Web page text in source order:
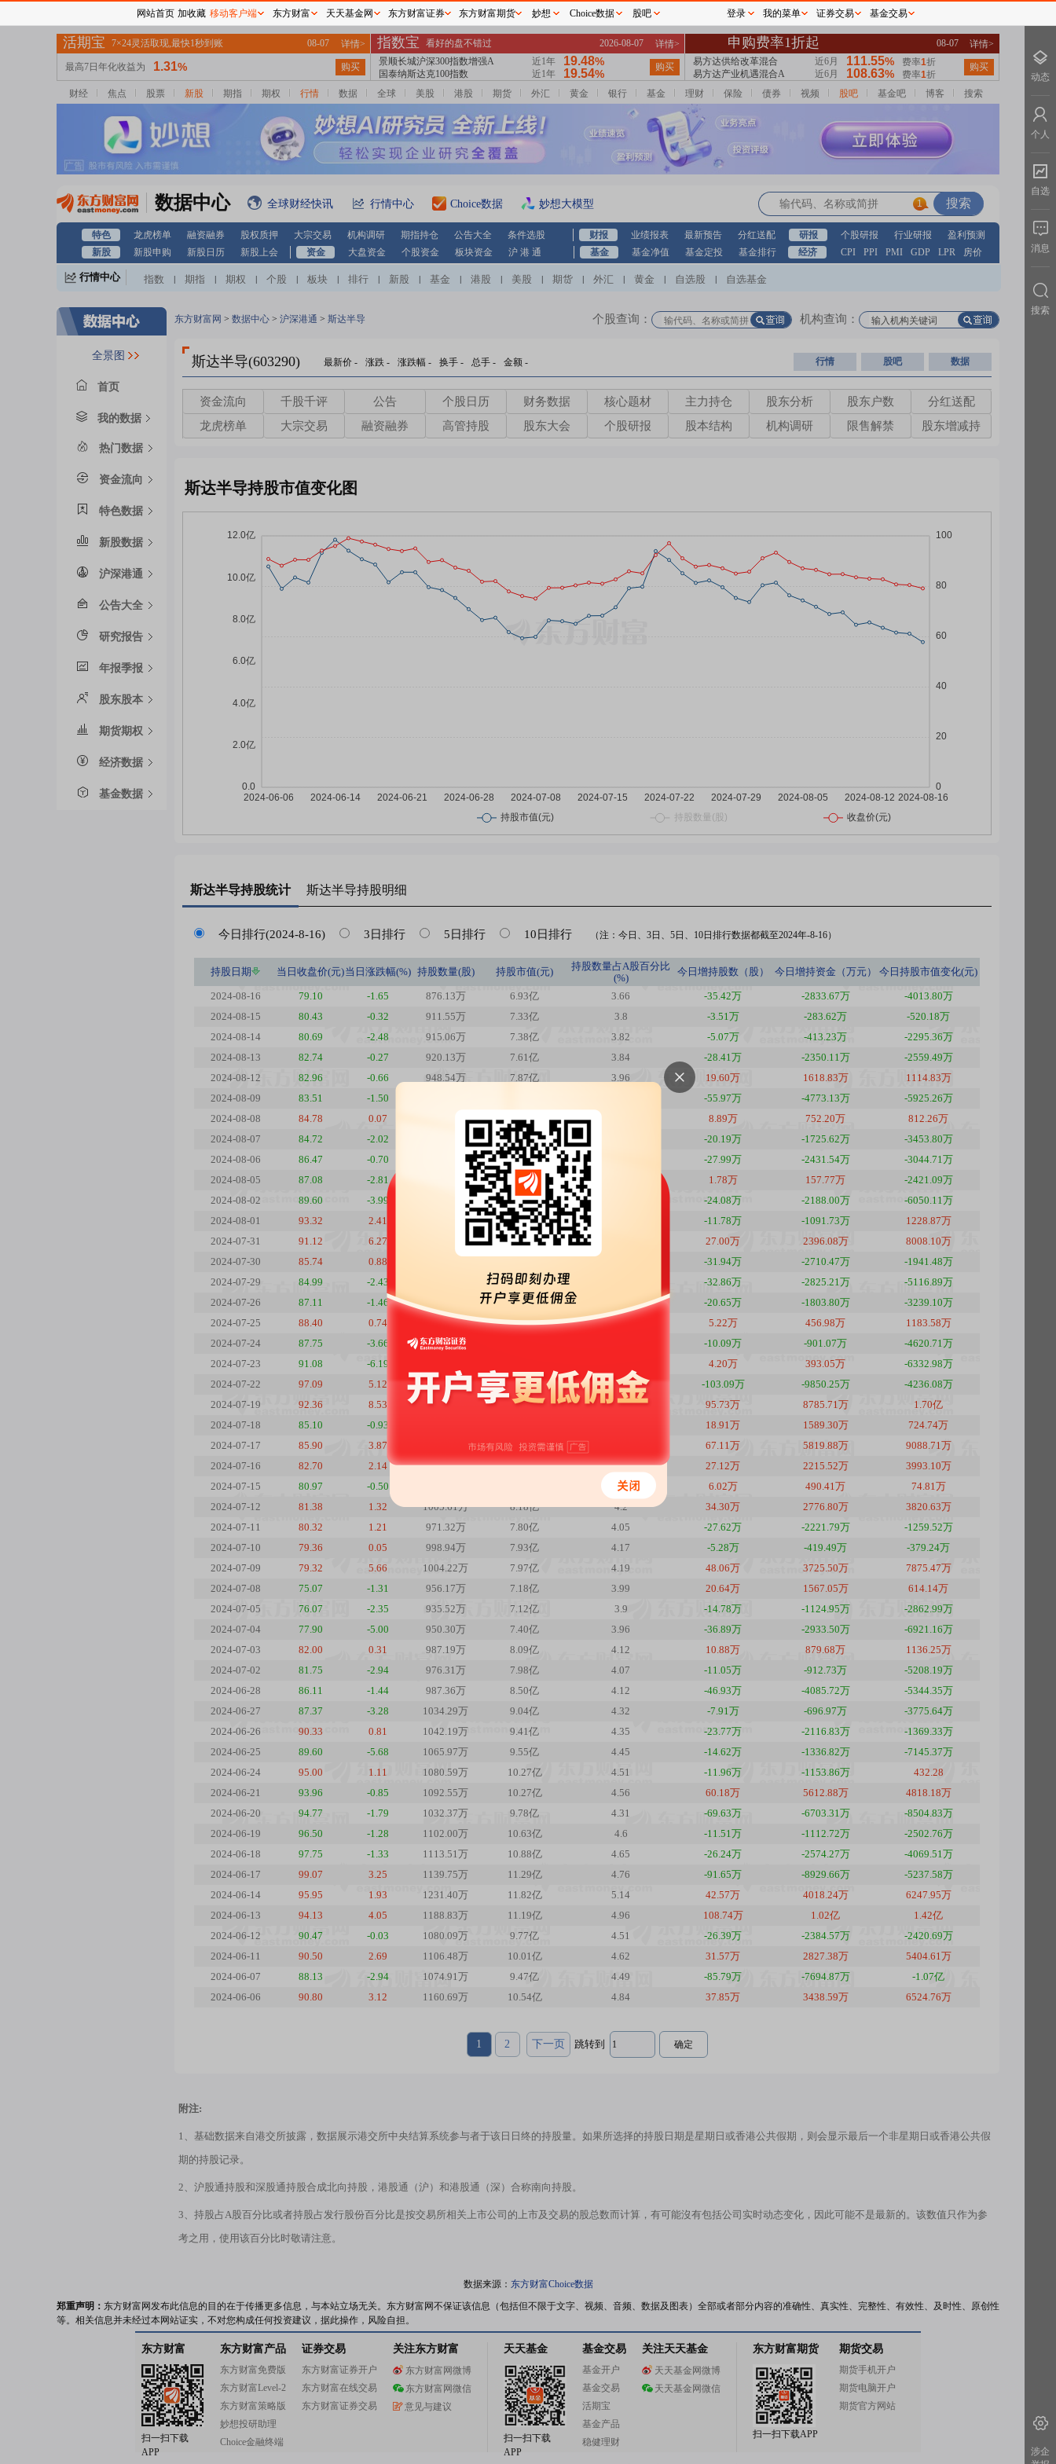
财经 焦点 股票 新股 期指 期权 行情 数据 全球 美股 港股 期货 外汇 黄金 银行 基金 理财 保险 债券 视频 股吧 基金吧 博客 搜索
数据中心 全球财经快讯 行情中心 Choice数据 妙想大模型 1
特色 龙虎榜单 融资融券 股权质押 大宗交易 机构调研 期指持仓 公告大全 条件选股 财报 业绩报表 最新预告 分红送配 研报 个股研报 行业研报
盈利预测
新股
新股申购 新股日历 新股上会 资金 大盘资金 个股资金 板块资金 沪 港 通 基金 基金净值 基金定投 基金排行 经济 CPI PPI PMI GDP LPR 房价
行情中心 指数 期指 期权 个股 板块 排行 新股 基金 港股 美股 期货 外汇 黄金 自选股 自选基金
全景图
首页
我的数据
热门数据
资金流向
特色数据
新股数据
沪深港通
公告大全
研究报告
年报季报
股东股本
期货期权
经济数据
基金数据
东方财富网 > 数据中心 > 沪深港通 > 斯达半导 个股查询： 机构查询：
斯达半导(603290) 最新价 - 涨跌 - 涨跌幅 - 换手 - 总手 - 金额 - 行情 股吧 数据
资金流向 千股千评 公告 个股日历 财务数据 核心题材 主力持仓 股东分析 股东户数
分红送配
龙虎榜单
大宗交易 融资融券 高管持股 股东大会 个股研报 股本结构 机构调研 限售解禁 股东增减持
斯达半导持股市值变化图
斯达半导持股统计 斯达半导持股明细
今日排行(2024-8-16) 3日排行 5日排行 10日排行 （注：今日、3日、5日、10日排行数据都截至2024年-8-16）
持股日期 当日收盘价(元)当日涨跌幅(%) 持股数量(股) 持股市值(元)
持股数量占A股百分比
(%)
今日 增持股数（股） 今日 增持资金（万元） 今日 持股市值变化(元)
2024-08-16 79.10 -1.65 876.13万 6.93亿 3.66 -35.42万 -2833.67万
-4013.80万
2024-08-15
80.43 -0.32 911.55万 7.33亿 3.8 -3.51万 -283.62万
-520.18万
2024-08-14
80.69 -2.48 915.06万 7.38亿 3.82 -5.07万 -413.23万
-2295.36万
2024-08-13
82.74 -0.27 920.13万 7.61亿 3.84 -28.41万 -2350.11万
-2559.49万
2024-08-12
82.96 -0.66 948.54万 7.87亿 3.96 19.60万 1618.83万
1114.83万
2024-08-09
83.51 -1.50 -55.97万 -4773.13万
-5925.26万
2024-08-08
84.78 0.07 984.91万 8.35亿 8.89万 752.20万
812.26万
2024-08-07
84.72 -2.02 8.27亿 -20.19万 -1725.62万
-3453.80万
2024-08-06
86.47 -0.70 996.21万 8.61亿 -27.99万 -2431.54万
-3044.71万
2024-08-05
87.08 -2.81 1024.20万 8.92亿 1.78万 157.77万
-2421.09万
2024-08-02
89.60 -3.99 9.16亿 -24.08万 -2188.00万
-6050.11万
2024-08-01
93.32 2.41 1046.49万 9.77亿 -11.78万 -1091.73万
1228.87万
2024-07-31
91.12 6.27 9.64亿 27.00万 2396.08万
8008.10万
2024-07-30
85.74 0.88 -31.94万 -2710.47万
-1941.48万
2024-07-29
84.99 -2.43 9.04亿 -32.86万 -2825.21万
-5116.89万
2024-07-26
87.11 -1.46 9.55亿 -20.65万 -1803.80万
-3239.10万
2024-07-25
88.40 0.74 1116.73万 9.87亿 4.66 5.22万 456.98万
1183.58万
2024-07-24
87.75 -3.66 1111.52万 -10.09万 -901.07万
-4620.71万
2024-07-23
91.08 -6.19 4.20万 393.05万
-6332.98万
2024-07-22
97.09 5.12 1117.41万 10.85亿 4.66 -103.09万 -9850.25万
-4236.08万
2024-07-19
92.36 8.53 1220.50万 11.27亿 5.09 95.73万 8785.71万
1.70亿
2024-07-18
85.10 -0.93 18.91万 1589.30万
724.74万
2024-07-17
85.90 3.87 9.50亿 67.11万 5819.88万
9088.71万
2024-07-16
82.70 2.14 1038.75万 8.59亿 4.33 27.12万 2215.52万
3993.10万
2024-07-15
80.97 -0.50 4.22 6.02万 490.41万
74.81万
2024-07-12
81.38 1.32 1005.61万 8.18亿 4.2 34.30万 2776.80万
3820.63万
2024-07-11
80.32 1.21 971.32万 7.80亿 4.05 -27.62万 -2221.79万
-1259.52万
2024-07-10
79.36 0.05 998.94万 7.93亿 4.17 -5.28万 -419.49万
-379.24万
2024-07-09
79.32 5.66 1004.22万 7.97亿 4.19 48.06万 3725.50万
7875.47万
2024-07-08
75.07 -1.31 956.17万 7.18亿 3.99 20.64万 1567.05万
614.14万
2024-07-05
76.07 -2.35 935.52万 7.12亿 3.9 -14.78万 -1124.95万
-2862.99万
2024-07-04
77.90 -5.00 950.30万 7.40亿 3.96 -36.89万 -2933.50万
-6921.16万
2024-07-03
82.00 0.31 987.19万 8.09亿 4.12 10.88万 879.68万
1136.25万
2024-07-02
81.75 -2.94 976.31万 7.98亿 4.07 -11.05万 -912.73万
-5208.19万
2024-06-28
86.11 -1.44 987.36万 8.50亿 4.12 -46.93万 -4085.72万
-5344.35万
2024-06-27
87.37 -3.28 1034.29万 9.04亿 4.32 -7.91万 -696.97万
-3775.64万
2024-06-26
90.33 0.81 1042.19万 9.41亿 4.35 -23.77万 -2116.83万
-1369.33万
2024-06-25
89.60 -5.68 1065.97万 9.55亿 4.45 -14.62万 -1336.82万
-7145.37万
2024-06-24
95.00 1.11 1080.59万 10.27亿 4.51 -11.96万 -1153.86万
432.28
2024-06-21
93.96 -0.85 1092.55万 10.27亿 4.56 60.18万 5612.88万
4818.18万
2024-06-20
94.77 -1.79 1032.37万 9.78亿 4.31 -69.63万 -6703.31万
-8504.83万
2024-06-19
96.50 -1.28 1102.00万 10.63亿 4.6 -11.51万 -1112.72万
-2502.76万
2024-06-18
97.75 -1.33 1113.51万 10.88亿 4.65 -26.24万 -2574.27万
-4069.51万
2024-06-17
99.07 3.25 1139.75万 11.29亿 4.76 -91.65万 -8929.66万
-5237.58万
2024-06-14
95.95 1.93 1231.40万 11.82亿 5.14 42.57万 4018.24万
6247.95万
2024-06-13
94.13 4.05 1188.83万 11.19亿 4.96 108.74万 1.02亿
1.42亿
2024-06-12
90.47 -0.03 1080.09万 9.77亿 4.51 -26.39万 -2384.57万
-2420.69万
2024-06-11
90.50 2.69 1106.48万 10.01亿 4.62 31.57万 2827.38万
5404.61万
2024-06-07
88.13 -2.94 1074.91万 9.47亿 4.49 -85.79万 -7694.87万
-1.07亿
2024-06-06
90.80 3.12 1160.69万 10.54亿 4.84 37.85万 3438.59万 6524.76万
1 2 下一页 跳转到
附注:
1、基础数据来自港交所披露，数据展示港交所中央结算系统参与者于该日日终的持股量。如果所选择的持股日期是星期日或香港公共假期，则会显示最后一个非星期日或香港公共假
期的持股记录。
2、沪股通持股和深股通持股合成北向持股，港股通（沪）和港股通（深）合称南向持股。
3、持股占A股百分比或者持股占发行股份百分比是按交易所相关上市公司的上市及交易的股总数而计算，有可能沒有包括公司实时动态变化，因此可能不是最新的。该数值只作为参
考之用，使用该百分比时敬请注意。
数据来源： 东方财富Choice数据
郑重声明： 东方财富网发布此信息的目的在于传播更多信息，与本站立场无关。东方财富网不保证该信息（包括但不限于文字、视频、音频、数据及图表）全部或者部分内容的准确性、真实性、完整性、有效性、及时性、原创性
等。相关信息并未经过本网站证实，不对您构成任何投资建议，据此操作，风险自担。
东方财富
扫一扫下载
APP
东方财富产品
东方财富免费版
东方财富Level-2
东方财富策略版
妙想投研助理
Choice金融终端
证券交易
东方财富证券开户
东方财富在线交易
东方财富证券交易
关注东方财富
东方财富网微博
东方财富网微信
意见与建议
天天基金
扫一扫下载
APP
基金交易
基金开户
基金交易
活期宝
基金产品
稳健理财
关注天天基金
天天基金网微博
天天基金网微信
东方财富期货
扫一扫下载APP
期货交易
期货手机开户
期货电脑开户
期货官方网站
网站首页 加收藏 移动客户端 东方财富 天天基金网 东方财富证券 东方财富期货 妙想 Choice数据 股吧 登录 我的菜单 证券交易 基金交易
动态
个人
自选
消息
搜索
涉企